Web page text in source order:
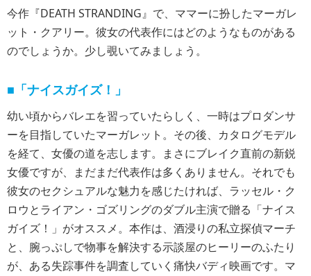
今作『DEATH STRANDING』で、ママーに扮したマーガレ
ット・クアリー。彼女の代表作にはどのようなものがある
のでしょうか。少し覗いてみましょう。
■「ナイスガイズ！」
幼い頃からバレエを習っていたらしく、一時はプロダンサ
ーを目指していたマーガレット。その後、カタログモデル
を経て、女優の道を志します。まさにブレイク直前の新鋭
女優ですが、まだまだ代表作は多くありません。それでも
彼女のセクシュアルな魅力を感じたければ、ラッセル・ク
ロウとライアン・ゴズリングのダブル主演で贈る「ナイス
ガイズ！」がオススメ。本作は、酒浸りの私立探偵マーチ
と、腕っぷしで物事を解決する示談屋のヒーリーのふたり
が、ある失踪事件を調査していく痛快バディ映画です。マ